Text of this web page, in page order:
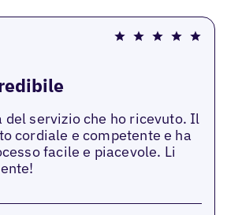
del servizio che ho ricevuto. Il
cordiale e competente e ha
facile e piacevole. Li